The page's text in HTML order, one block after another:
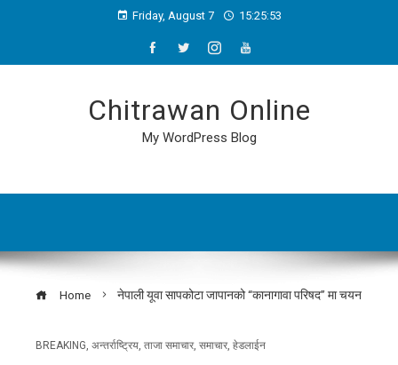
Friday, August 7 15:25:53
Chitrawan Online
My WordPress Blog
Home नेपाली यूवा सापकोटा जापानको “कानागावा परिषद” मा चयन
BREAKING, अन्तर्राष्ट्रिय, ताजा समाचार, समाचार, हेडलाईन